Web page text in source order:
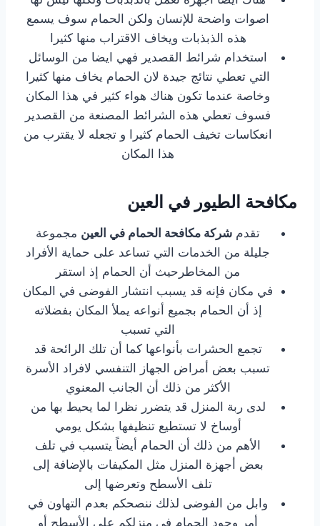
اصوات واضحة للإنسان ولكن الحمام سوف يسمع
هذه الذبذبات ويخاف الاقتراب منها كثيرا
استخدام شرائط القصدير فهي ايضا من الوسائل
التي تعطي نتائج جيدة لان الحمام يخاف منها كثيرا
وخاصة عندما تكون هناك هواء كثير في هذا المكان
فسوف تعطي هذه الشرائط المصنعة من القصدير
انعكاسات تخيف الحمام كثيرا و تجعله لا يقترب من
هذا المكان
مكافحة الطيور في العين
تقدم شركة مكافحة الحمام في العين مجموعة
جليلة من الخدمات التي تساعد على حماية الأفراد
من المخاطرحيث أن الحمام إذ استقر
في مكان فإنه قد يسبب انتشار الفوضى في المكان
إذ أن الحمام بجميع أنواعه يملأ المكان بفضلاته
التي تسبب
تجمع الحشرات بأنواعها كما أن تلك الرائحة قد
تسبب بعض أمراض الجهاز التنفسي لافراد الأسرة
الأكثر من ذلك أن الجانب المعنوي
لدى ربة المنزل قد يتضرر نظرا لما يحيط بها من
أوساخ لا تستطيع تنظيفها بشكل يومي
الأهم من ذلك أن الحمام أيضاً يتسبب في تلف
بعض أجهزة المنزل مثل المكيفات بالإضافة إلى
تلف الأسطح وتعرضها إلى
وابل من الفوضى لذلك ننصحكم بعدم التهاون في
أمر وجود الحمام في منزلكم على الأسطح أو